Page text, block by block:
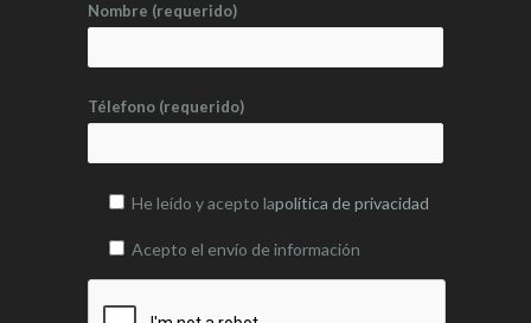
Nombre (requerido)
Télefono (requerido)
He leído y acepto lapolítica de privacidad
Acepto el envío de información